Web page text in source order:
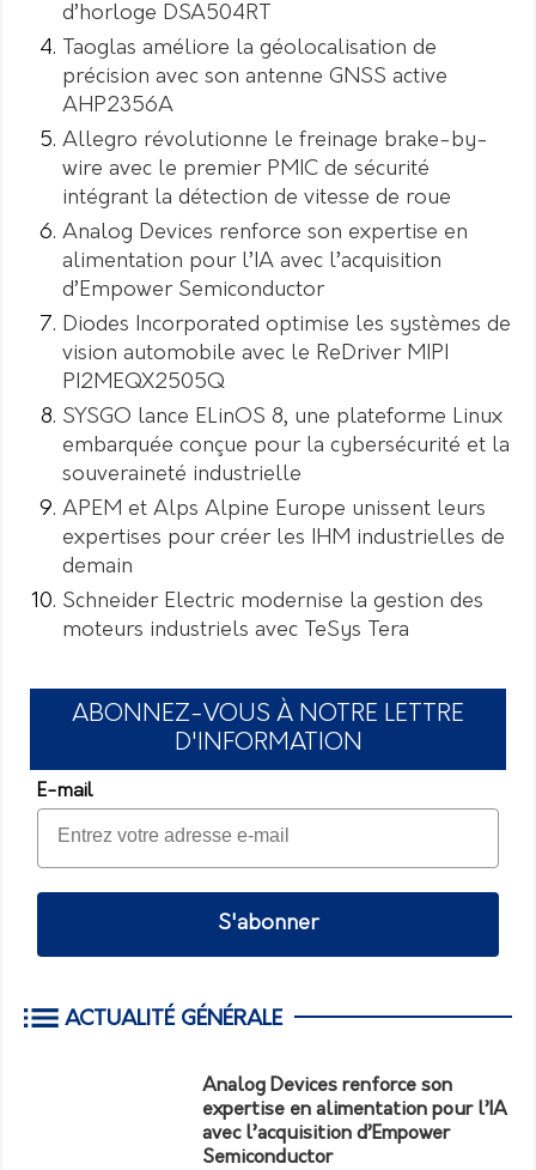
d’horloge DSA504RT
Taoglas améliore la géolocalisation de
précision avec son antenne GNSS active
AHP2356A
Allegro révolutionne le freinage brake-by-
wire avec le premier PMIC de sécurité
intégrant la détection de vitesse de roue
Analog Devices renforce son expertise en
alimentation pour l’IA avec l’acquisition
d’Empower Semiconductor
Diodes Incorporated optimise les systèmes de
vision automobile avec le ReDriver MIPI
PI2MEQX2505Q
SYSGO lance ELinOS 8, une plateforme Linux
embarquée conçue pour la cybersécurité et la
souveraineté industrielle
APEM et Alps Alpine Europe unissent leurs
expertises pour créer les IHM industrielles de
demain
Schneider Electric modernise la gestion des
moteurs industriels avec TeSys Tera
ABONNEZ-VOUS À NOTRE LETTRE
D'INFORMATION
E-mail
S'abonner
ACTUALITÉ GÉNÉRALE
Analog Devices renforce son
expertise en alimentation pour l’IA
avec l’acquisition d’Empower
Semiconductor